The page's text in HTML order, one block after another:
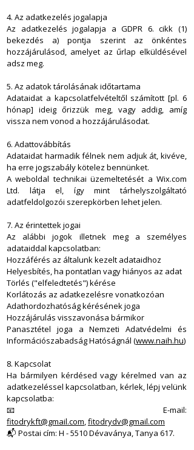
4. Az adatkezelés jogalapja
Az adatkezelés jogalapja a GDPR 6. cikk (1)
bekezdés a) pontja szerint az önkéntes
hozzájárulásod, amelyet az űrlap elküldésével
adsz meg.
5. Az adatok tárolásának időtartama
Adataidat a kapcsolatfelvételtől számított [pl. 6
hónap] ideig őrizzük meg, vagy addig, amíg
vissza nem vonod a hozzájárulásodat.
6. Adattovábbítás
Adataidat harmadik félnek nem adjuk át, kivéve,
ha erre jogszabály kötelez bennünket.
A weboldal technikai üzemeltetését a Wix.com
Ltd. látja el, így mint tárhelyszolgáltató
adatfeldolgozói szerepkörben lehet jelen.
7. Az érintettek jogai
Az alábbi jogok illetnek meg a személyes
adataiddal kapcsolatban:
Hozzáférés az általunk kezelt adataidhoz
Helyesbítés, ha pontatlan vagy hiányos az adat
Törlés ("elfeledtetés") kérése
Korlátozás az adatkezelésre vonatkozóan
Adathordozhatóság kérésének joga
Hozzájárulás visszavonása bármikor
Panasztétel joga a Nemzeti Adatvédelmi és
Információszabadság Hatóságnál (www.naih.hu)
8. Kapcsolat
Ha bármilyen kérdésed vagy kérelmed van az
adatkezeléssel kapcsolatban, kérlek, lépj velünk
kapcsolatba:
📧 E-mail:
fitodrykft@gmail.com,fitodrydv@gmail.com
📬 Postai cím: H - 5510 Dévaványa, Tanya 617.